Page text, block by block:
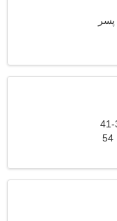
171 سانتی متر (5'8")، 54